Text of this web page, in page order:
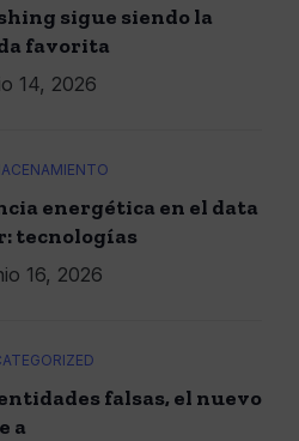
sigue siendo la
favorita
14, 2026
energética en el data
tecnologías
16, 2026
falsas, el nuevo
a